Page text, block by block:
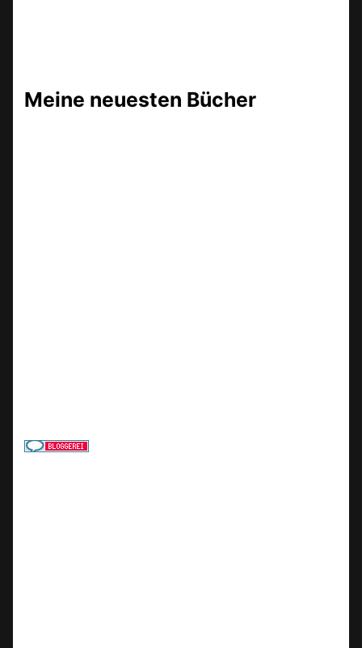
Meine neuesten Bücher